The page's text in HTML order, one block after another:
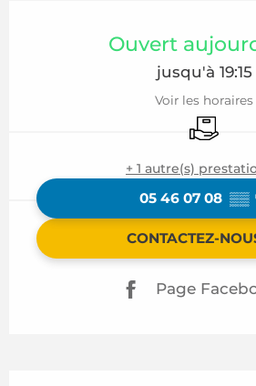
Ouvert
jusqu'à 19:15
Voir les horaires
Livraison
+ 1 autre(s)
05 46 07 08 ▒▒
CONTACTEZ-
Page